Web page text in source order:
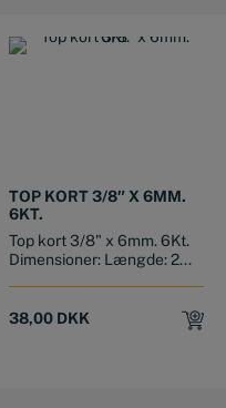
TOP KORT 3/8″ X 6MM.
6KT.
Top kort 3/8" x 6mm. 6Kt.
Dimensioner: Længde: 2...
38,00 DKK